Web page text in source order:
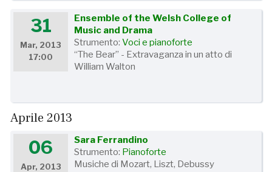
31
Mar, 2013
17:00
Ensemble of the Welsh College of
Music and Drama
Strumento:Voci e pianoforte
“The Bear” - Extravaganza in un atto di
William Walton
Aprile 2013
06
Apr, 2013
Sara Ferrandino
Strumento: Pianoforte
Musiche di Mozart, Liszt, Debussy